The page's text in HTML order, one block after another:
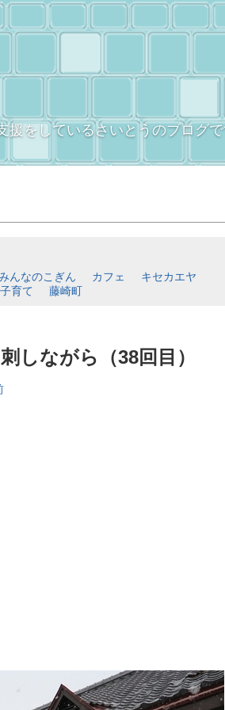
援をしているさいとうのブログ
んなのこぎん カフェ
キセカエヤ
子育て 藤崎町
しながら（38回目）